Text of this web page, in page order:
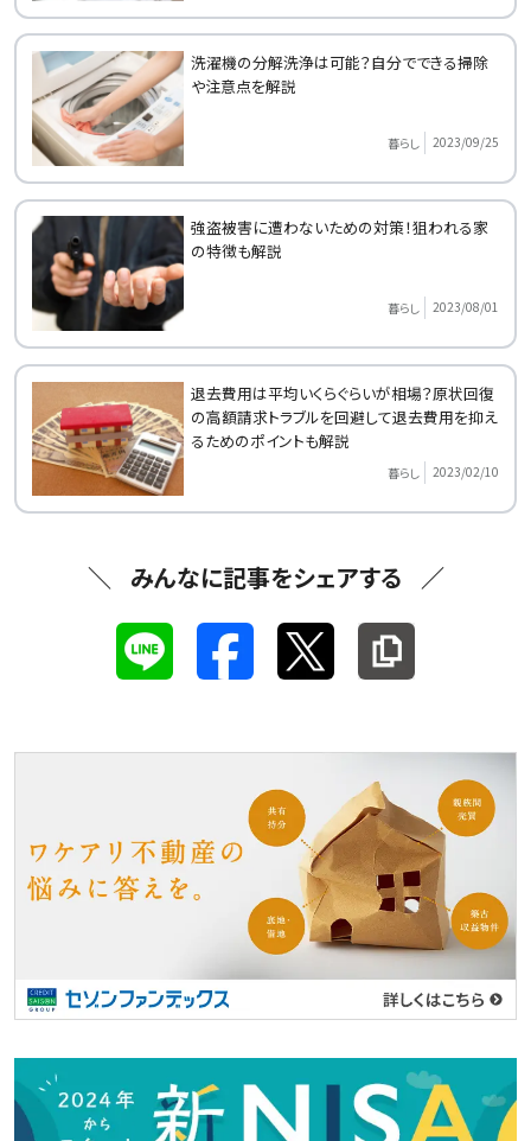
洗濯機の分解洗浄は可能？自分でできる掃除
や注意点を解説
暮らし 2023/09/25
強盗被害に遭わないための対策！狙われる家
の特徴も解説
暮らし 2023/08/01
退去費用は平均いくらぐらいが相場？原状回復
の高額請求トラブルを回避して退去費用を抑え
るためのポイントも解説
暮らし 2023/02/10
みんなに記事をシェアする